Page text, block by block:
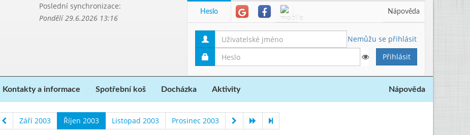
Poslední synchronizace:
Pondělí 29.6.2026 13:16
Heslo Nápověda
Nemůžu se přihlásit
Kontakty a informace Spotřební koš Docházka Aktivity Nápověda
Září 2003 Říjen 2003 Listopad 2003 Prosinec 2003